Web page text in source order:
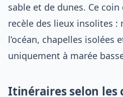
sable et de dunes. Ce
recèle des lieux insolites :
l’océan, chapelles isolées
uniquement à marée
Itinéraires selon les